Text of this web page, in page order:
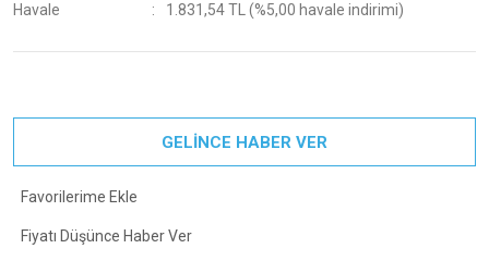
Havale 1.831,54 TL (%5,00 havale indirimi)
GELİNCE HABER VER
Fiyatı Düşünce Haber Ver